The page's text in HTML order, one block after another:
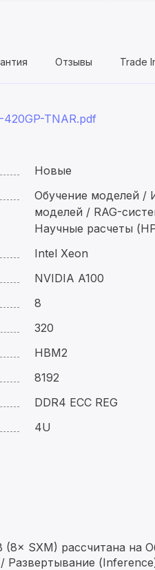
Отзывы Trade
TNAR.pdf
Новые
Обучение моделей /
моделей / RAG-
Научные расчеты
Intel Xeon
NVIDIA A100
8
320
HBM2
8192
DDR4 ECC REG
4U
(8× SXM) рассчитана на